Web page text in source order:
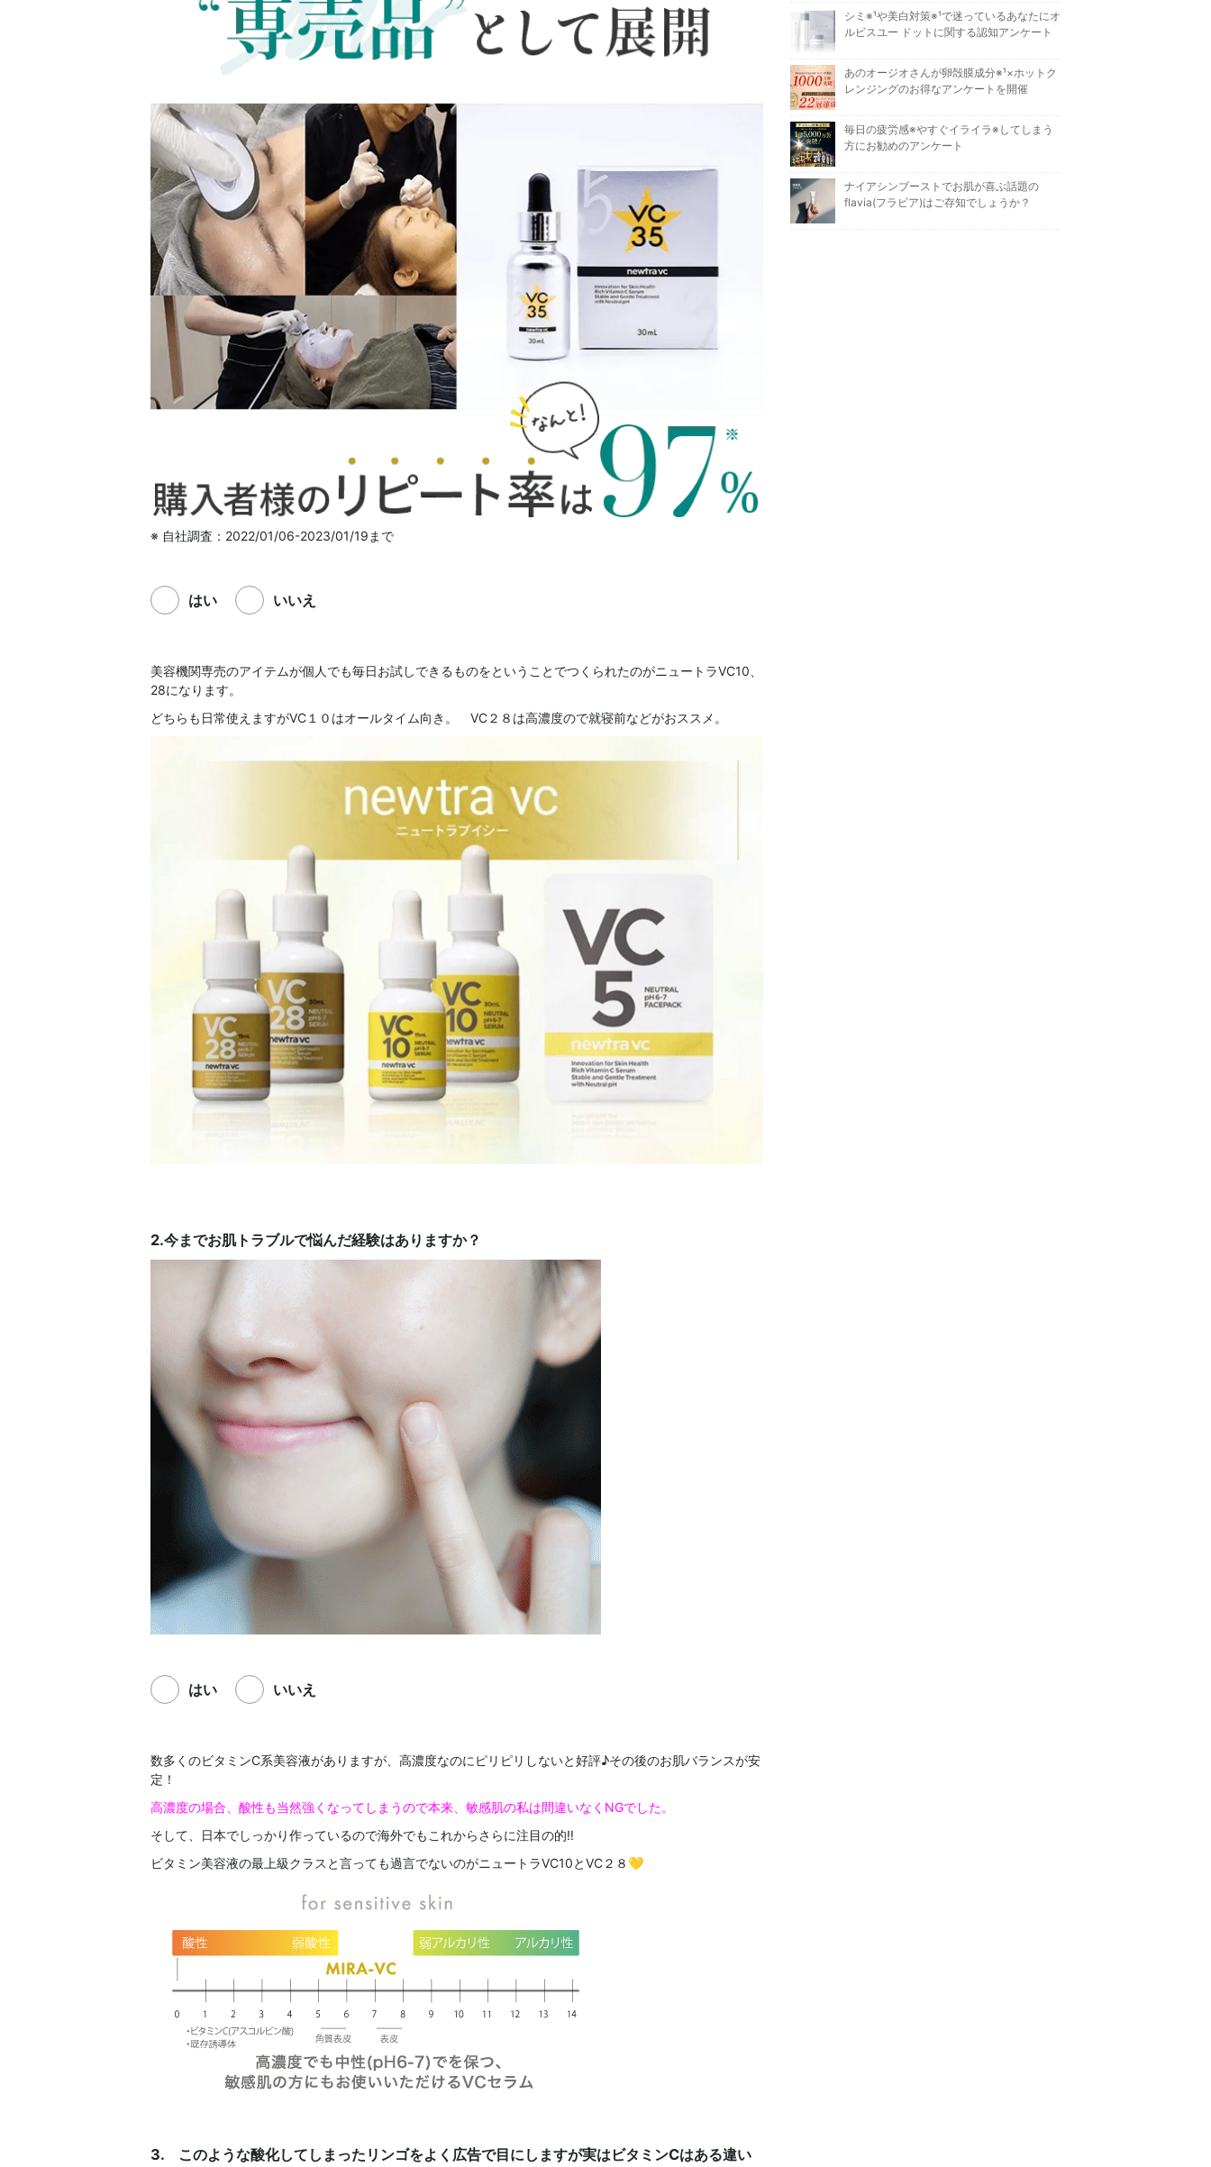
※ 自社調査：2022/01/06-2023/01/19まで
はい いいえ
美容機関専売のアイテムが個人でも毎日お試しできるものをということでつくられたのがニュートラVC10、
28になります。
どちらも日常使えますがVC１０はオールタイム向き。 VC２８は高濃度ので就寝前などがおススメ。
2.今までお肌トラブルで悩んだ経験はありますか？
はい いいえ
数多くのビタミンC系美容液がありますが、高濃度なのにピリピリしないと好評♪その後のお肌バランスが安
定！
高濃度の場合、酸性も当然強くなってしまうので本来、敏感肌の私は間違いなくNGでした。
そして、日本でしっかり作っているので海外でもこれからさらに注目の的‼
ビタミン美容液の最上級クラスと言っても過言でないのがニュートラVC10とVC２８💛
3. このような酸化してしまったリンゴをよく広告で目にしますが実はビタミンCはある違い
シミ※¹や美白対策※¹で迷っているあなたにオ
ルビスユー ドットに関する認知アンケート
あのオージオさんが卵殻膜成分※¹×ホットク
レンジングのお得なアンケートを開催
毎日の疲労感※やすぐイライラ※してしまう
方にお勧めのアンケート
ナイアシンブーストでお肌が喜ぶ話題の
flavia(フラビア)はご存知でしょうか？